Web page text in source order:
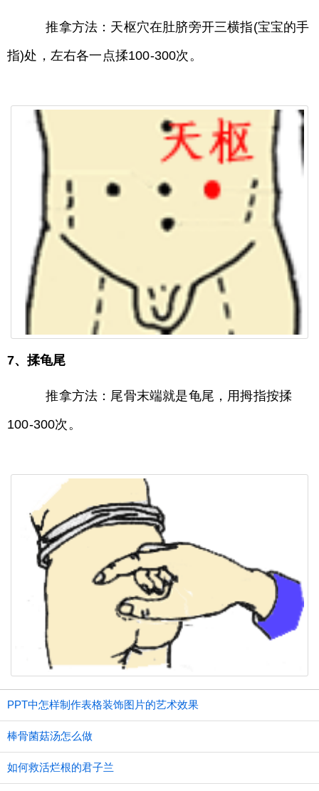
推拿方法：天枢穴在肚脐旁开三横指(宝宝的手
指)处，左右各一点揉100-300次。
7、揉龟尾
推拿方法：尾骨末端就是龟尾，用拇指按揉
100-300次。
PPT中怎样制作表格装饰图片的艺术效果
棒骨菌菇汤怎么做
如何救活烂根的君子兰